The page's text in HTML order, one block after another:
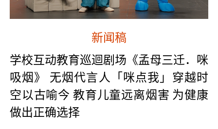
新闻稿
学校互动教育巡迴剧场《孟母三迁．咪
吸烟》 无烟代言人「咪点我」穿越时
空以古喻今 教育儿童远离烟害 为健康
做出正确选择